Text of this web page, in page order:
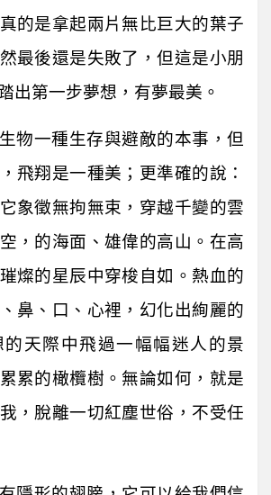
的是拿起兩片無比巨大的葉子
最後還是失敗了，但這是小朋
出第一步夢想，有夢最美。
物一種生存與避敵的本事，但
飛翔是一種美；更準確的說：
象徵無拘無束，穿越千變的雲
，的海面、雄偉的高山。在高
燦的星辰中穿梭自如。熱血的
鼻、口、心裡，幻化出絢麗的
天際中飛過一幅幅迷人的景
累的橄欖樹。無論如何，就是
，脫離一切紅塵世俗，不受任